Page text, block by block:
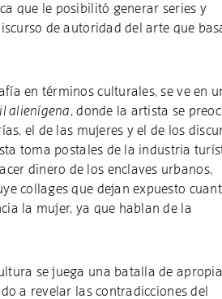
que le posibilitó generar series y
de autoridad del arte que
en términos culturales, se ve en
alienígena, donde la artista se
el de las mujeres y el de los
toma postales de la industria
dinero de los enclaves urbanos,
collages que dejan expuesto
la mujer, ya que hablan de la
se juega una batalla de
a revelar las contradicciones del